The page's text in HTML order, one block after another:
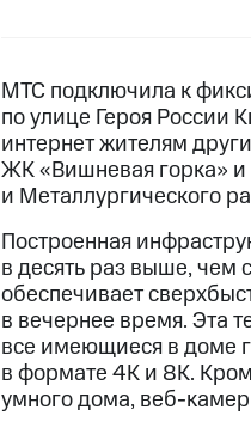
МТС подключила к
по улице Героя России
интернет жителям
ЖК «Вишневая горка» и
и Металлургического
Построенная
в десять раз выше, чем
обеспечивает
в вечернее время. Эта
все имеющиеся в доме
в формате 4К и 8К.
умного дома, веб-